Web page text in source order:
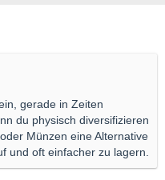
gerade in Zeiten
du physisch diversifizieren
Münzen eine Alternative
und oft einfacher zu lagern.